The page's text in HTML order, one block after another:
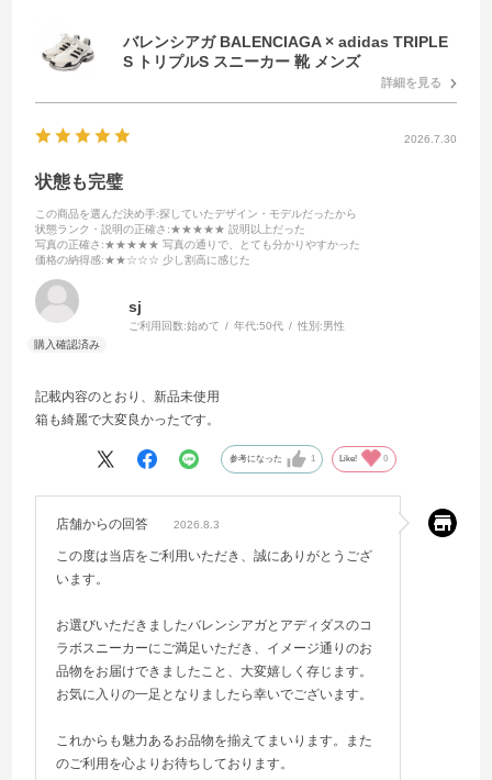
バレンシアガ BALENCIAGA × adidas TRIPLE
S トリプルS スニーカー 靴 メンズ
詳細を見る
2026.7.30
状態も完璧
この商品を選んだ決め手:探していたデザイン・モデルだったから
状態ランク・説明の正確さ :★★★★★ 説明以上だった
写真の正確さ :★★★★★ 写真の通りで、とても分かりやすかった
価格の納得感:★★☆☆☆ 少し割高に感じた
sj
ご利用回数:始めて 年代:50代 性別:男性
記載内容のとおり、新品未使用
箱も綺麗で大変良かったです。
参考になった 1 Like! 0
店舗からの回答 2026.8.3
この度は当店をご利用いただき、誠にありがとうござ
います。
お選びいただきましたバレンシアガとアディダスのコ
ラボスニーカーにご満足いただき、イメージ通りのお
品物をお届けできましたこと、大変嬉しく存じます。
お気に入りの一足となりましたら幸いでございます。
これからも魅力あるお品物を揃えてまいります。また
のご利用を心よりお待ちしております。